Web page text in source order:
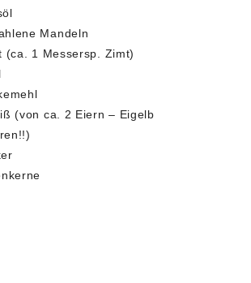
Mandeln
(ca. 1 Messersp. Zimt)
(von ca. 2 Eiern – Eigelb